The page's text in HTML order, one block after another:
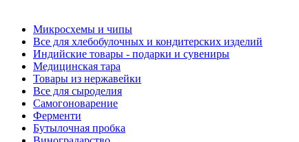
Микросхемы и чипы
Все для хлебобулочных и кондитерских изделий
Индийские товары - подарки и сувениры
Медицинская тара
Товары из нержавейки
Все для сыроделия
Самогоноварение
Ферменти
Бутылочная пробка